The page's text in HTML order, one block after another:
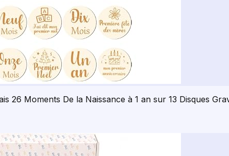
26 Moments De la Naissance à 1 an sur 13 Disques